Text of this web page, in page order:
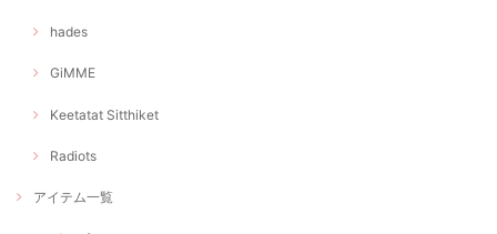
hades
GiMME
Keetatat Sitthiket
Radiots
アイテム一覧